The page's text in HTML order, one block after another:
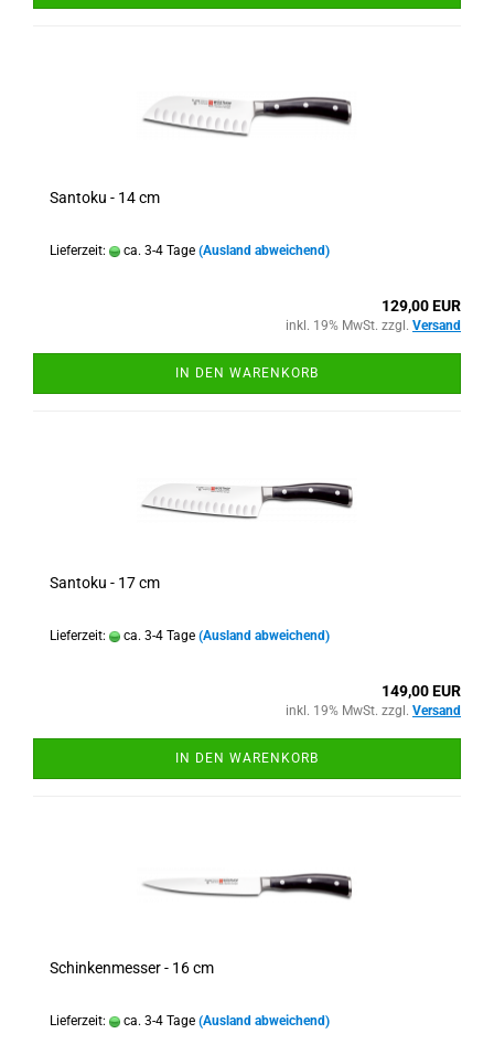
Santoku - 14 cm
Lieferzeit: ca. 3-4 Tage (Ausland abweichend)
129,00 EUR
inkl. 19% MwSt. zzgl. Versand
IN DEN WARENKORB
Santoku - 17 cm
Lieferzeit: ca. 3-4 Tage (Ausland abweichend)
149,00 EUR
inkl. 19% MwSt. zzgl. Versand
IN DEN WARENKORB
Schinkenmesser - 16 cm
Lieferzeit: ca. 3-4 Tage (Ausland abweichend)